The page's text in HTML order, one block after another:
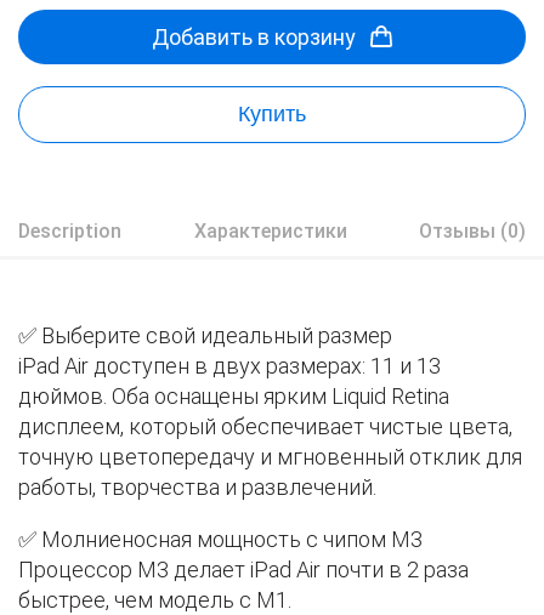
Добавить в корзину
Купить
Description Характеристики Отзывы (0)
✅ Выберите свой идеальный размер
iPad Air доступен в двух размерах: 11 и 13
дюймов. Оба оснащены ярким Liquid Retina
дисплеем, который обеспечивает чистые цвета,
точную цветопередачу и мгновенный отклик для
работы, творчества и развлечений.
✅ Молниеносная мощность с чипом M3
Процессор M3 делает iPad Air почти в 2 раза
быстрее, чем модель с M1.